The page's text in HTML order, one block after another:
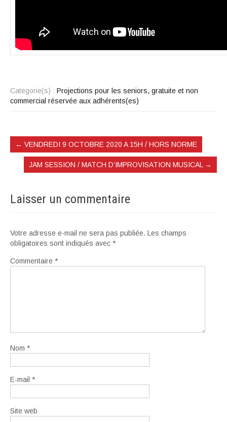
Categorie(s) : Projections pour les seniors, gratuite et non
commercial réservée aux adhérents(es)
← VENDREDI 9 OCTOBRE 2020 A 15H / HORS NORME
JAM SESSION / MATCH D’IMPROVISATION MUSICAL →
Laisser un commentaire
Votre adresse e-mail ne sera pas publiée. Les champs
obligatoires sont indiqués avec *
Commentaire *
Nom *
E-mail *
Site web